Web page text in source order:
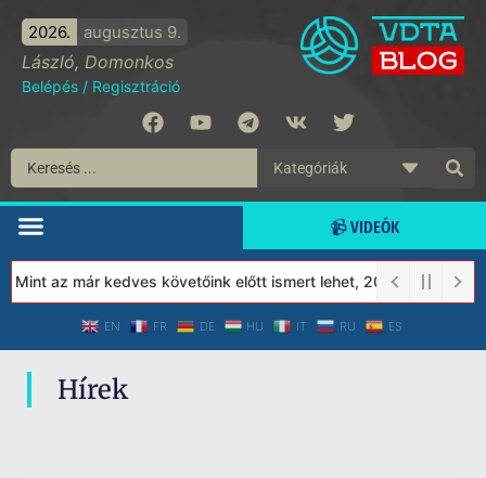
2026. augusztus 9.
László, Domonkos
Belépés / Regisztráció
📹 VIDEÓK
az már kedves követőink előtt ismert lehet, 2023-tól a
EN FR DE HU IT RU ES
Hírek